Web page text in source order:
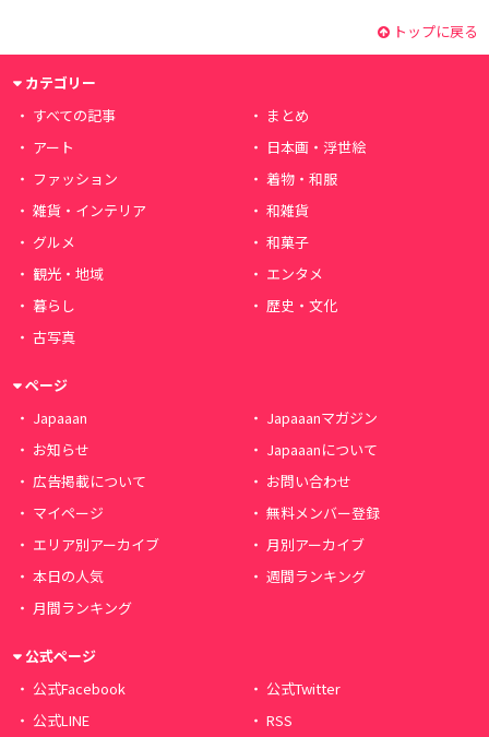
トップに戻る
カテゴリー
すべての記事
まとめ
アート
日本画・浮世絵
ファッション
着物・和服
雑貨・インテリア
和雑貨
グルメ
和菓子
観光・地域
エンタメ
暮らし
歴史・文化
古写真
ページ
Japaaan
Japaaanマガジン
お知らせ
Japaaanについて
広告掲載について
お問い合わせ
マイページ
無料メンバー登録
エリア別アーカイブ
月別アーカイブ
本日の人気
週間ランキング
月間ランキング
公式ページ
公式Facebook
公式Twitter
公式LINE
RSS